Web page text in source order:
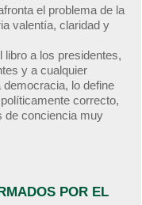
el problema de la
valentía, claridad y
libro a los presidentes,
y a cualquier
lo define
correcto,
de conciencia muy
POR EL